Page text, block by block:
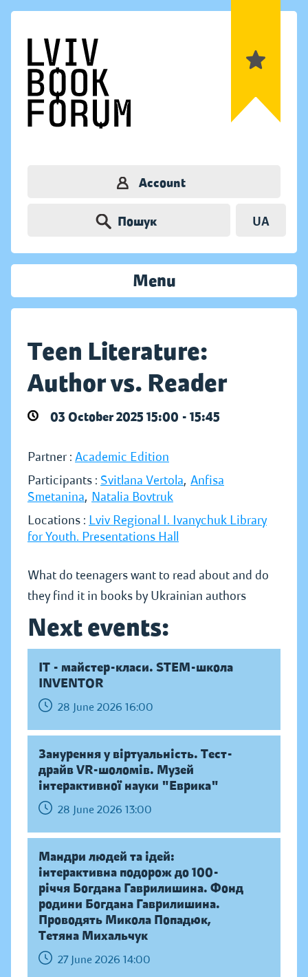
Account
Пошук UA
Menu
Teen Literature:
Author vs. Reader
03 October 2025 15:00 - 15:45
Partner : Academic Edition
Participants : Svitlana Vertola, Anfisa
Smetanina, Natalia Bovtruk
Locations : Lviv Regional I. Ivanychuk Library
for Youth. Presentations Hall
What do teenagers want to read about and do
they find it in books by Ukrainian authors
Next events:
IT - майстер-класи. STEM-школа
INVENTOR
28 June 2026 16:00
Занурення у віртуальність. Тест-
драйв VR-шоломів. Музей
інтерактивної науки "Еврика"
28 June 2026 13:00
Мандри людей та ідей:
інтерактивна подорож до 100-
річчя Богдана Гаврилишина. Фонд
родини Богдана Гаврилишина.
Проводять Микола Попадюк,
Тетяна Михальчук
27 June 2026 14:00